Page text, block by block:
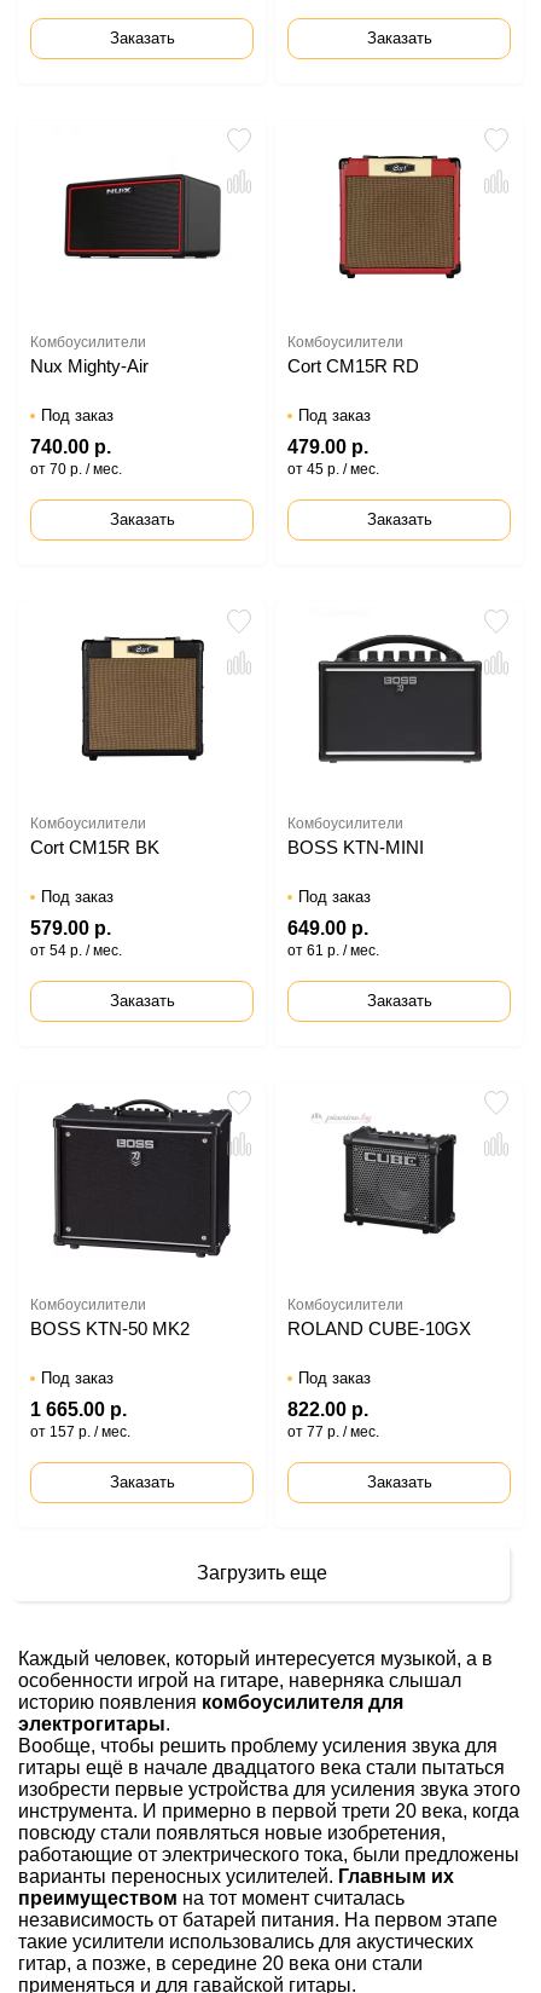
Заказать Заказать
Комбоусилители
Nux Mighty-Air
Под заказ
740.00 р.
от 70 р. / мес.
Заказать
Комбоусилители
Cort CM15R RD
Под заказ
479.00 р.
от 45 р. / мес.
Заказать
Комбоусилители
Cort CM15R BK
Под заказ
579.00 р.
от 54 р. / мес.
Заказать
Комбоусилители
BOSS KTN-MINI
Под заказ
649.00 р.
от 61 р. / мес.
Заказать
Комбоусилители
BOSS KTN-50 MK2
Под заказ
1 665.00 р.
от 157 р. / мес.
Заказать
Комбоусилители
ROLAND CUBE-10GX
Под заказ
822.00 р.
от 77 р. / мес.
Заказать
Загрузить еще
Каждый человек, который интересуется музыкой, а в
особенности игрой на гитаре, наверняка слышал
историю появления комбоусилителя для
электрогитары.
Вообще, чтобы решить проблему усиления звука для
гитары ещё в начале двадцатого века стали пытаться
изобрести первые устройства для усиления звука этого
инструмента. И примерно в первой трети 20 века, когда
повсюду стали появляться новые изобретения,
работающие от электрического тока, были предложены
варианты переносных усилителей. Главным их
преимуществом на тот момент считалась
независимость от батарей питания. На первом этапе
такие усилители использовались для акустических
гитар, а позже, в середине 20 века они стали
применяться и для гавайской гитары.